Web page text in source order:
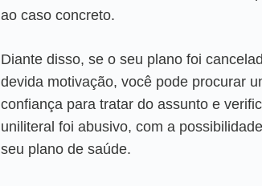
ao caso concreto.
Diante disso, se o seu plano foi
devida motivação, você pode procurar
confiança para tratar do assunto e
uniliteral foi abusivo, com a
seu plano de saúde.